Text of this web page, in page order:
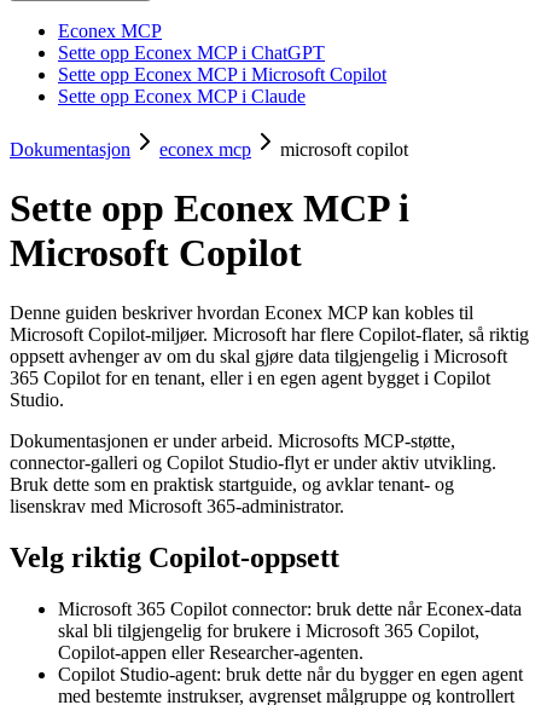
Econex MCP
Sette opp Econex MCP i ChatGPT
Sette opp Econex MCP i Microsoft Copilot
Sette opp Econex MCP i Claude
Dokumentasjon econex mcp microsoft copilot
Sette opp Econex MCP i
Microsoft Copilot
Denne guiden beskriver hvordan Econex MCP kan kobles til
Microsoft Copilot-miljøer. Microsoft har flere Copilot-flater, så riktig
oppsett avhenger av om du skal gjøre data tilgjengelig i Microsoft
365 Copilot for en tenant, eller i en egen agent bygget i Copilot
Studio.
Dokumentasjonen er under arbeid. Microsofts MCP-støtte,
connector-galleri og Copilot Studio-flyt er under aktiv utvikling.
Bruk dette som en praktisk startguide, og avklar tenant- og
lisenskrav med Microsoft 365-administrator.
Velg riktig Copilot-oppsett
Microsoft 365 Copilot connector: bruk dette når Econex-data
skal bli tilgjengelig for brukere i Microsoft 365 Copilot,
Copilot-appen eller Researcher-agenten.
Copilot Studio-agent: bruk dette når du bygger en egen agent
med bestemte instrukser, avgrenset målgruppe og kontrollert